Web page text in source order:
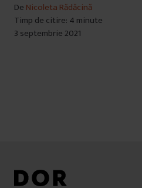
De Nicoleta Rădăcină
Timp de citire: 4 minute
3 septembrie 2021